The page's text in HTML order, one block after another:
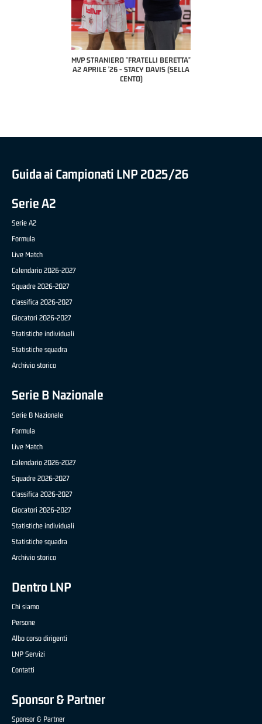
STRANIERO "FRATELLI BERETTA"
'26 - STACY DAVIS (SELLA
MVP "FRATELLI BERETTA" SAMUEL
DILAS B NAZIONALE APRILE '26 -
MARCO RESTELLI (TAV TREVIGLIO
Guida ai Campionati LNP 2025/26
Serie A2
Serie A2
Formula
Live Match
Calendario 2026-2027
Squadre 2026-2027
Classifica 2026-2027
Giocatori 2026-2027
Statistiche individuali
Statistiche squadra
Archivio storico
Serie B Nazionale
Serie B Nazionale
Formula
Live Match
Calendario 2026-2027
Squadre 2026-2027
Classifica 2026-2027
Giocatori 2026-2027
Statistiche individuali
Statistiche squadra
Archivio storico
Dentro LNP
Chi siamo
Persone
Albo corso dirigenti
LNP Servizi
Contatti
Sponsor & Partner
Sponsor & Partner